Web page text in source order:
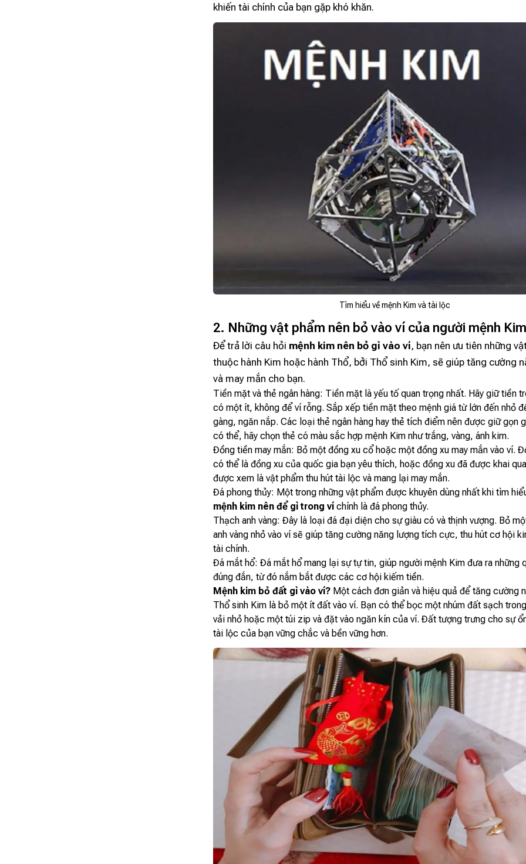
khiến tài chính của bạn gặp khó khăn.
Tìm hiểu về mệnh Kim và tài lộc
2. Những vật phẩm nên bỏ vào ví của người mệnh Kim
Để trả lời câu hỏi mệnh kim nên bỏ gì vào ví, bạn nên ưu tiên những
thuộc hành Kim hoặc hành Thổ, bởi Thổ sinh Kim, sẽ giúp tăng cường
và may mắn cho bạn.
Tiền mặt và thẻ ngân hàng: Tiền mặt là yếu tố quan trọng nhất. Hãy giữ tiền
có một ít, không để ví rỗng. Sắp xếp tiền mặt theo mệnh giá từ lớn đến nhỏ
gàng, ngăn nắp. Các loại thẻ ngân hàng hay thẻ tích điểm nên được giữ gọn
có thể, hãy chọn thẻ có màu sắc hợp mệnh Kim như trắng, vàng, ánh kim.
Đồng tiền may mắn: Bỏ một đồng xu cổ hoặc một đồng xu may mắn vào ví.
có thể là đồng xu của quốc gia bạn yêu thích, hoặc đồng xu đã được khai
được xem là vật phẩm thu hút tài lộc và mang lại may mắn.
Đá phong thủy: Một trong những vật phẩm được khuyên dùng nhất khi tìm
mệnh kim nên để gì trong ví chính là đá phong thủy.
Thạch anh vàng: Đây là loại đá đại diện cho sự giàu có và thịnh vượng. Bỏ
anh vàng nhỏ vào ví sẽ giúp tăng cường năng lượng tích cực, thu hút cơ hội
tài chính.
Đá mắt hổ: Đá mắt hổ mang lại sự tự tin, giúp người mệnh Kim đưa ra những
đúng đắn, từ đó nắm bắt được các cơ hội kiếm tiền.
Mệnh kim bỏ đất gì vào ví? Một cách đơn giản và hiệu quả để tăng cường
Thổ sinh Kim là bỏ một ít đất vào ví. Bạn có thể bọc một nhúm đất sạch
vải nhỏ hoặc một túi zip và đặt vào ngăn kín của ví. Đất tượng trưng cho sự
tài lộc của bạn vững chắc và bền vững hơn.